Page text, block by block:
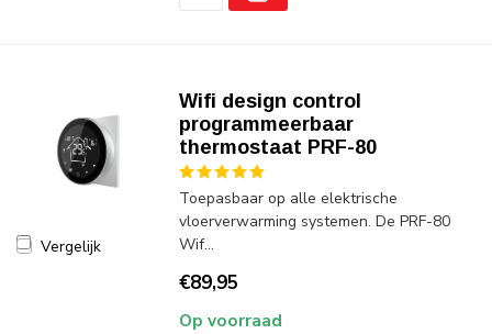
Vergelijk
Wifi design control
programmeerbaar
thermostaat PRF-80
Toepasbaar op alle elektrische
vloerverwarming systemen. De PRF-80
Wif...
€89,95
Op voorraad